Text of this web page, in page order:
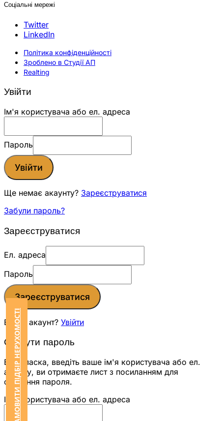
Соціальні мережі
Twitter
LinkedIn
Політика конфіденційності
Зроблено в Студії АП
Realting
ЗАМОВИТИ ПІДБІР НЕРУХОМОСТІ
Увійти
Ім'я користувача або ел. адреса
Пароль
Увійти
Ще немає акаунту? Зареєструватися
Забули пароль?
Зареєструватися
Ел. адреса
Пароль
Зареєструватися
Вже є акаунт? Увійти
Скинути пароль
Будь ласка, введіть ваше ім'я користувача або ел.
адресу, ви отримаєте лист з посиланням для
скидання пароля.
Ім'я користувача або ел. адреса